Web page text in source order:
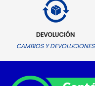
DEVOLUCIÓN
CAMBIOS Y DEVOLUCIONES